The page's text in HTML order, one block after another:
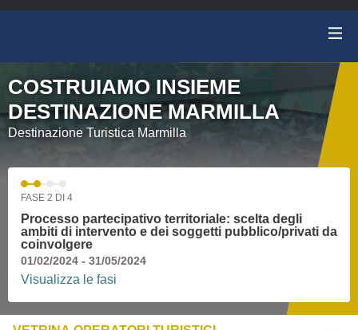
COSTRUIAMO INSIEME
DESTINAZIONE MARMILLA
Destinazione Turistica Marmilla
FASE 2 DI 4
Processo partecipativo territoriale: scelta degli
ambiti di intervento e dei soggetti pubblico/privati da
coinvolgere
01/02/2024 - 31/05/2024
Visualizza le fasi